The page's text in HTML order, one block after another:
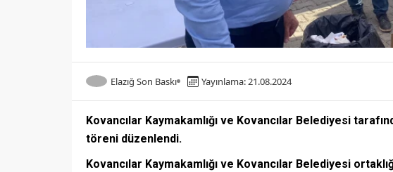
Elazığ Son Baskı Yayınlama: 21.08.2024
Kovancılar Kaymakamlığı ve Kovancılar Belediyesi
töreni düzenlendi.
Kovancılar Kaymakamlığı ve Kovancılar Belediyesi